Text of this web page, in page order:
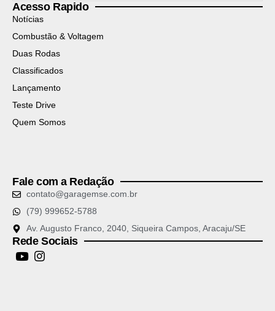
Acesso Rapido
Notícias
Combustão & Voltagem
Duas Rodas
Classificados
Lançamento
Teste Drive
Quem Somos
Fale com a Redação
contato@garagemse.com.br
(79) 999652-5788
Av. Augusto Franco, 2040, Siqueira Campos, Aracaju/SE
Rede Sociais